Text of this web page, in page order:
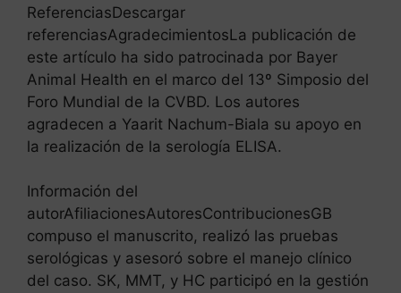
ReferenciasDescargar
referenciasAgradecimientosLa publicación de
este artículo ha sido patrocinada por Bayer
Animal Health en el marco del 13º Simposio del
Foro Mundial de la CVBD. Los autores
agradecen a Yaarit Nachum-Biala su apoyo en
la realización de la serología ELISA.
Información del
autorAfiliacionesAutoresContribucionesGB
compuso el manuscrito, realizó las pruebas
serológicas y asesoró sobre el manejo clínico
del caso. SK, MMT, y HC participó en la gestión